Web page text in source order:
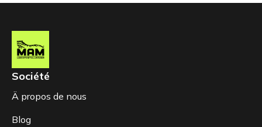
Société
Ä propos de nous
Blog